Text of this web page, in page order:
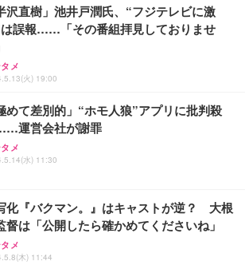
オフィスチェア デスクチェア 疲れない テレ
ク チェア 強化バックレスト 30度ロッキング機
間工学 椅子 腰サポート 90度跳ね上げ式アーム
PCチェア 通気性メッシュ ゲーミング/勉強/事
おしゃれ パソコンチェア (ブラック)
オフィスチェア デスクチェア 疲れない テレ
チェア 強化バックレスト 30度ロッキング機
PCチェア 通気性メッシュ ゲーミング/勉強/事
おしゃれ パソコンチェア (ホワイト)
オフィスチェア デスクチェア 肘なし メ
通気性 ランバーサポート付き 腰サポート ガ
段階昇降 360度回転 キャスター付き コンパク
品】27"ゲーミングモニター DualSense 充電
付き（CFI-ZDM1J）
備済み品】Dell E2724HS 27インチ 液晶モニタ
ルHD（1920×1080）VA 非光沢 HDMI/DisplayP
24.5inch/280Hz/FHD】GRAPHT THE S
Gaming Monitor 24” Essential ゲーミン
ター QD 24.5インチ 1ms FHD 量子ドット 残
ルーライフ ネオ・オムツ L 中型犬用 26枚入
品
Basic(スマートベーシック) 【Amazon.co.jp
】 Smart Basic アイリスオーヤマ ペットシーツ
リスオーヤマ ペットシーツ 超厚型 お徳用 レギ
200枚入【Amazon.co.jp限定】
沢直樹」池井戸潤氏、“フジテレビに激
誤報……「その番組拝見しておりませ
メ
火) 19:00
めて差別的」“ホモ人狼”アプリに批判殺
運営会社が謝罪
メ
水) 11:30
化『バクマン。』はキャストが逆？ 大根
督は「公開したら確かめてくださいね」
メ
木) 11:44